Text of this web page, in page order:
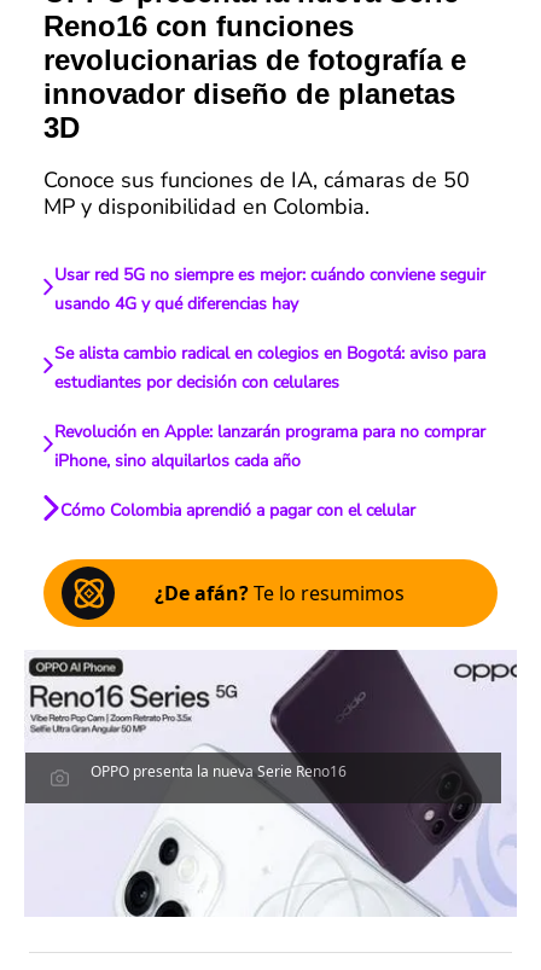
Reno16 con funciones
revolucionarias de fotografía e
innovador diseño de planetas
3D
Conoce sus funciones de IA, cámaras de 50
MP y disponibilidad en Colombia.
Usar red 5G no siempre es mejor: cuándo conviene seguir
usando 4G y qué diferencias hay
Se alista cambio radical en colegios en Bogotá: aviso para
estudiantes por decisión con celulares
Revolución en Apple: lanzarán programa para no comprar
iPhone, sino alquilarlos cada año
Cómo Colombia aprendió a pagar con el celular
¿De afán?Te lo resumimos
OPPO presenta la nueva Serie Reno16